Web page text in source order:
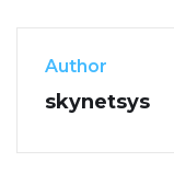
Author
skynetsys